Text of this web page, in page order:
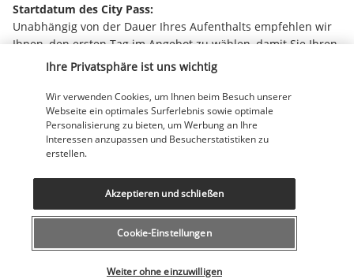
Startdatum des City Pass:
Unabhängig von der Dauer Ihres Aufenthalts empfehlen wir
Ihnen, den ersten Tag im Angebot zu wählen, damit Sie Ihren
City Pass in vollem Umfang nutzen können.
Hard Rock Hotel New York 5*
Nützliche Informationen
Entdecken Sie dieses wunderschöne
Reiseziel
Nützliche Informationen
Ihre Privatsphäre ist uns wichtig
Wir verwenden Cookies, um Ihnen beim Besuch unserer
Webseite ein optimales Surferlebnis sowie optimale
Personalisierung zu bieten, um Werbung an Ihre
Interessen anzupassen und Besucherstatistiken zu
erstellen.
Cookie-Einstellungen
Weiter ohne einzuwilligen
Akzeptieren und schließen